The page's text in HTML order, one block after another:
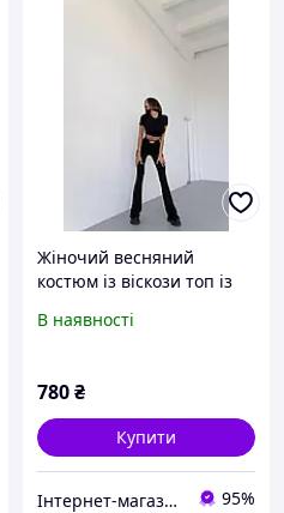
Жіночий весняний
костюм із віскози топ із
штанами розміри S-L
В наявності
780₴
Купити
Інтернет-магазин одягу та взуття KedON 95%